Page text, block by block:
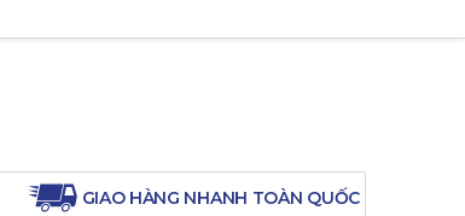
GIAO HÀNG NHANH TOÀN QUỐC